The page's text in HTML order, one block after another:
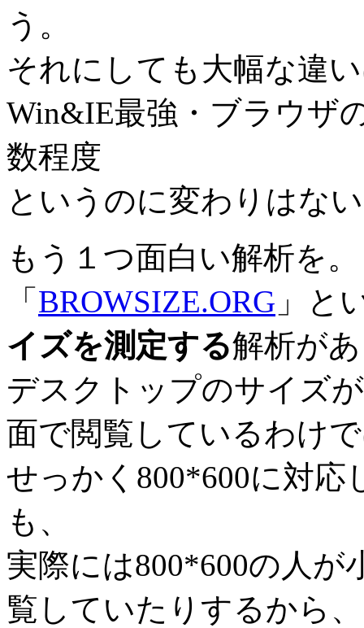
う。
それにしても大幅な違
Win&IE最強・ブラウザ
数程度
というのに変わりはな
もう１つ面白い解析を。
「 BROWSIZE.ORG 」と
イズを測定する解析が
デスクトップのサイズ
面で閲覧しているわけ
せっかく800*600に対
も、
実際には800*600の人
覧していたりするから、